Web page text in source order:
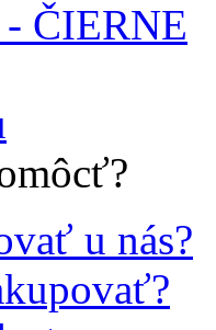
ČIERNE
u nás?